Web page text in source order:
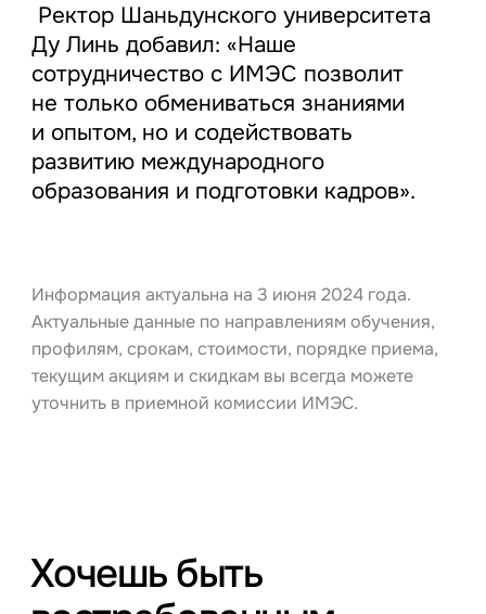
Ректор Шаньдунского университета
Ду Линь добавил: «Наше
сотрудничество с ИМЭС позволит
не только обмениваться знаниями
и опытом, но и содействовать
развитию международного
образования и подготовки кадров».
Информация актуальна на 3 июня 2024 года.
Актуальные данные по направлениям обучения,
профилям, срокам, стоимости, порядке приема,
текущим акциям и скидкам вы всегда можете
уточнить в приемной комиссии ИМЭС.
Хочешь быть